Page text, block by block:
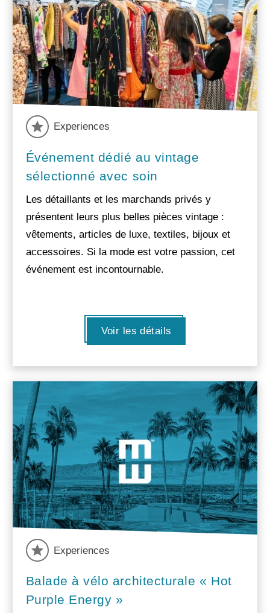
Experiences
Événement dédié au vintage
sélectionné avec soin
Les détaillants et les marchands privés y
présentent leurs plus belles pièces vintage :
vêtements, articles de luxe, textiles, bijoux et
accessoires. Si la mode est votre passion, cet
événement est incontournable.
Voir les détails
Experiences
Balade à vélo architecturale « Hot
Purple Energy »